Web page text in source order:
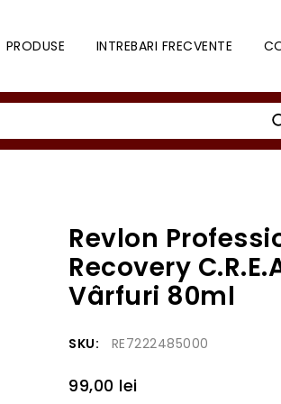
PRODUSE INTREBARI FRECVENTE
Revlon
Recovery
Vârfuri 80ml
SKU: RE7222485000
99,00 lei